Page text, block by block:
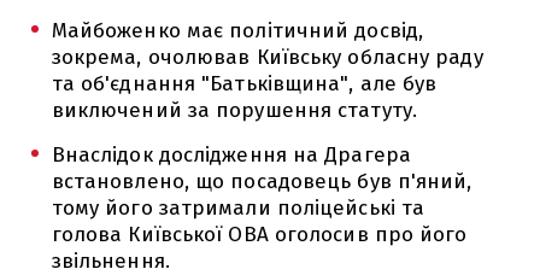
Майбоженко має політичний досвід,
зокрема, очолював Київську обласну раду
та об'єднання "Батьківщина", але був
виключений за порушення статуту.
Внаслідок дослідження на Драгера
встановлено, що посадовець був п'яний,
тому його затримали поліцейські та
голова Київської ОВА оголосив про його
звільнення.